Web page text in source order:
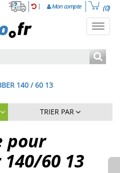
Mon compte (0)
140 / 60 13
TRIER PAR
pour
140/60 13